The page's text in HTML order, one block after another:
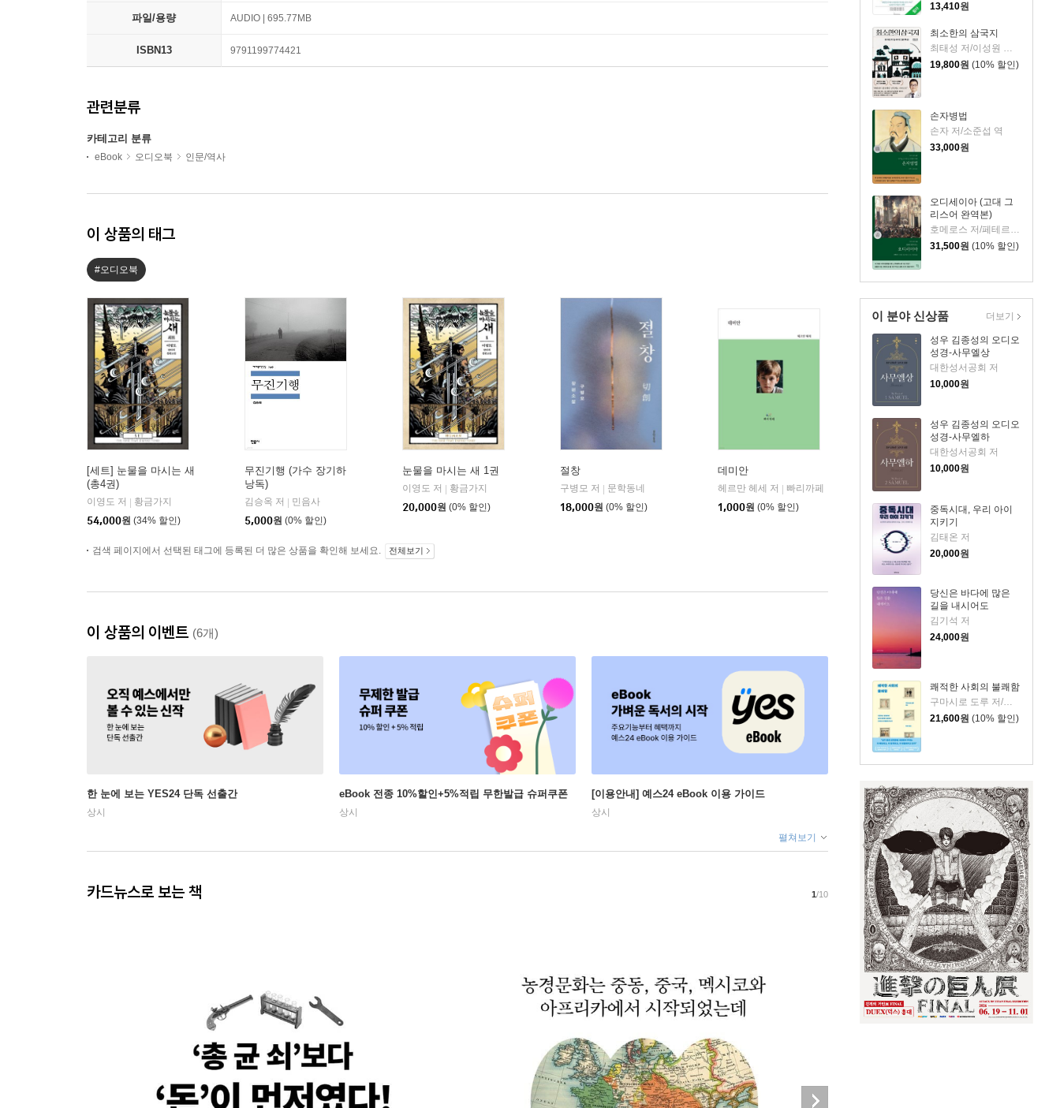
13,410원
최소한의 삼국지
최태성 저/이성원 감수
19,800원 (10% 할인)
손자병법
손자 저/소준섭 역
33,000원
오디세이아 (고대 그
리스어 완역본)
31,500원 (10% 할인)
이 분야 신상품
성우 김종성의 오디오
성경-사무엘상
대한성서공회 저
10,000원
성우 김종성의 오디오
성경-사무엘하
대한성서공회 저
10,000원
중독시대, 우리 아이
지키기
김태온 저
20,000원
당신은 바다에 많은
길을 내시어도
김기석 저
24,000원
쾌적한 사회의 불쾌함
구마시로 도루 저/이정미 역
21,600원 (10% 할인)
더보기
파일/용량 AUDIO | 695.77MB
ISBN13 9791199774421
관련분류
카테고리 분류
eBook 오디오북 인문/역사
이 상품의 태그
#오디오북
[세트] 눈물을 마시는 새
(총4권)
이영도 저
황금가지
54,000원 (34% 할인)
무진기행 (가수 장기하
낭독)
김승옥 저
민음사
5,000원 (0% 할인)
눈물을 마시는 새 1권
이영도 저
황금가지
20,000원 (0% 할인)
절창
구병모 저
문학동네
18,000원 (0% 할인)
데미안
헤르만 헤세 저
빠리까페
1,000원 (0% 할인)
검색 페이지에서 선택된 태그에 등록된 더 많은 상품을 확인해 보세요. 전체보기
이 상품의 이벤트 (6개)
한 눈에 보는 YES24 단독 선출간
상시
eBook 전종 10%할인+5%적립 무한발급 슈퍼쿠폰
상시
[이용안내] 예스24 eBook 이용 가이드
상시
펼쳐보기
카드뉴스로 보는 책 1/10